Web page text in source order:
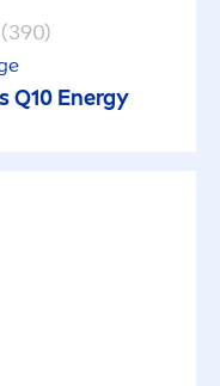
(390)
Q10 Energy